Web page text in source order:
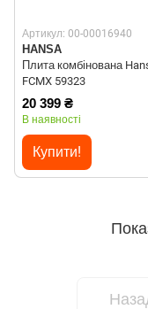
Артикул: 00-00016940
HANSA
Плита комбінована
FCMX 59323
20 399 ₴
В наявності
Купити!